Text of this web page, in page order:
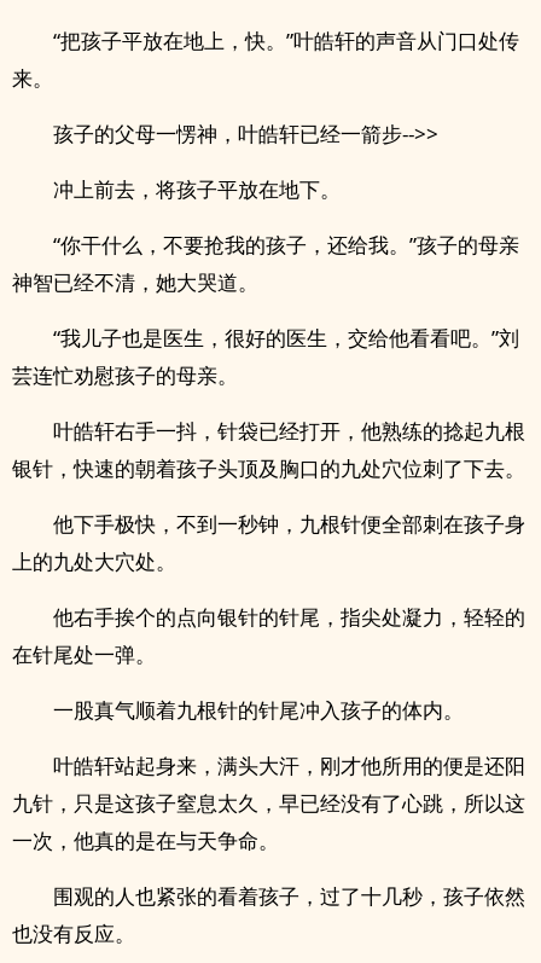
“把孩子平放在地上，快。”叶皓轩的声音从门口处传
来。
孩子的父母一愣神，叶皓轩已经一箭步-->>
冲上前去，将孩子平放在地下。
“你干什么，不要抢我的孩子，还给我。”孩子的母亲
神智已经不清，她大哭道。
“我儿子也是医生，很好的医生，交给他看看吧。”刘
芸连忙劝慰孩子的母亲。
叶皓轩右手一抖，针袋已经打开，他熟练的捻起九根
银针，快速的朝着孩子头顶及胸口的九处穴位刺了下去。
他下手极快，不到一秒钟，九根针便全部刺在孩子身
上的九处大穴处。
他右手挨个的点向银针的针尾，指尖处凝力，轻轻的
在针尾处一弹。
一股真气顺着九根针的针尾冲入孩子的体内。
叶皓轩站起身来，满头大汗，刚才他所用的便是还阳
九针，只是这孩子窒息太久，早已经没有了心跳，所以这
一次，他真的是在与天争命。
围观的人也紧张的看着孩子，过了十几秒，孩子依然
也没有反应。